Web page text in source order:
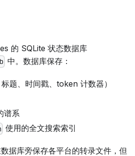
的 SQLite 状态数据库
中。数据库保存：
题、时间戳、token 计数器）
谱系
使用的全文搜索索引
据库旁保存各平台的转录文件，但